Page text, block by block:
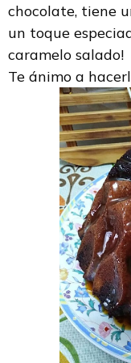
chocolate, tiene
un toque
caramelo salado!
Te ánimo a